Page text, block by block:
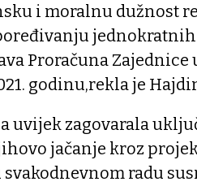
i moralnu dužnost
Proračuna Zajednice
godinu,rekla je
uvijek zagovarala
jačanje kroz
radu